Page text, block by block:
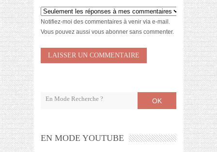
Notifiez-moi des commentaires à venir via e-mail.
Vous pouvez aussi vous abonner sans commenter.
OK
EN MODE YOUTUBE